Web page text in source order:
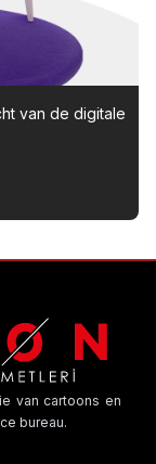
van de digitale
van cartoons en
bureau.